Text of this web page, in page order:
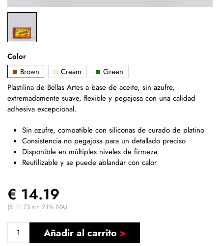
Color
Brown
Cream
Green
Plastilina de Bellas Artes a base de aceite, sin azufre,
extremadamente suave, flexible y pegajosa con una calidad
adhesiva excepcional.
Sin azufre, compatible con siliconas de curado de platino
Consistencia no pegajosa para un detallado preciso
Disponible en múltiples niveles de firmeza
Reutilizable y se puede ablandar con calor
€ 14.19
(€ 11.73 sin 21% IVA)
Añadir al carrito